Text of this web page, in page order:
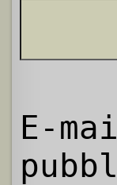
E-